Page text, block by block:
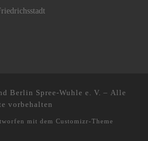
Berlin Spree-Wuhle e. V. – Alle
vorbehalten
mit dem Customizr-Theme